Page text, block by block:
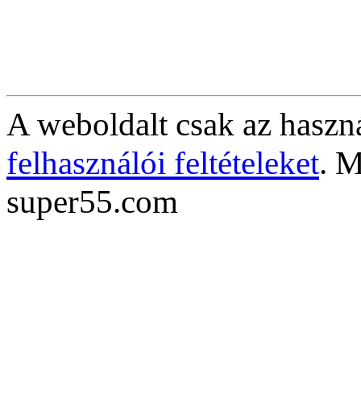
A weboldalt csak az
felhasználói feltételeket.
super55.com